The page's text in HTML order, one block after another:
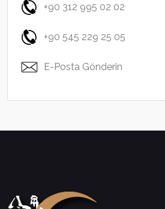
+90 312 995 02 02
+90 545 229 25 05
E-Posta Gönderin